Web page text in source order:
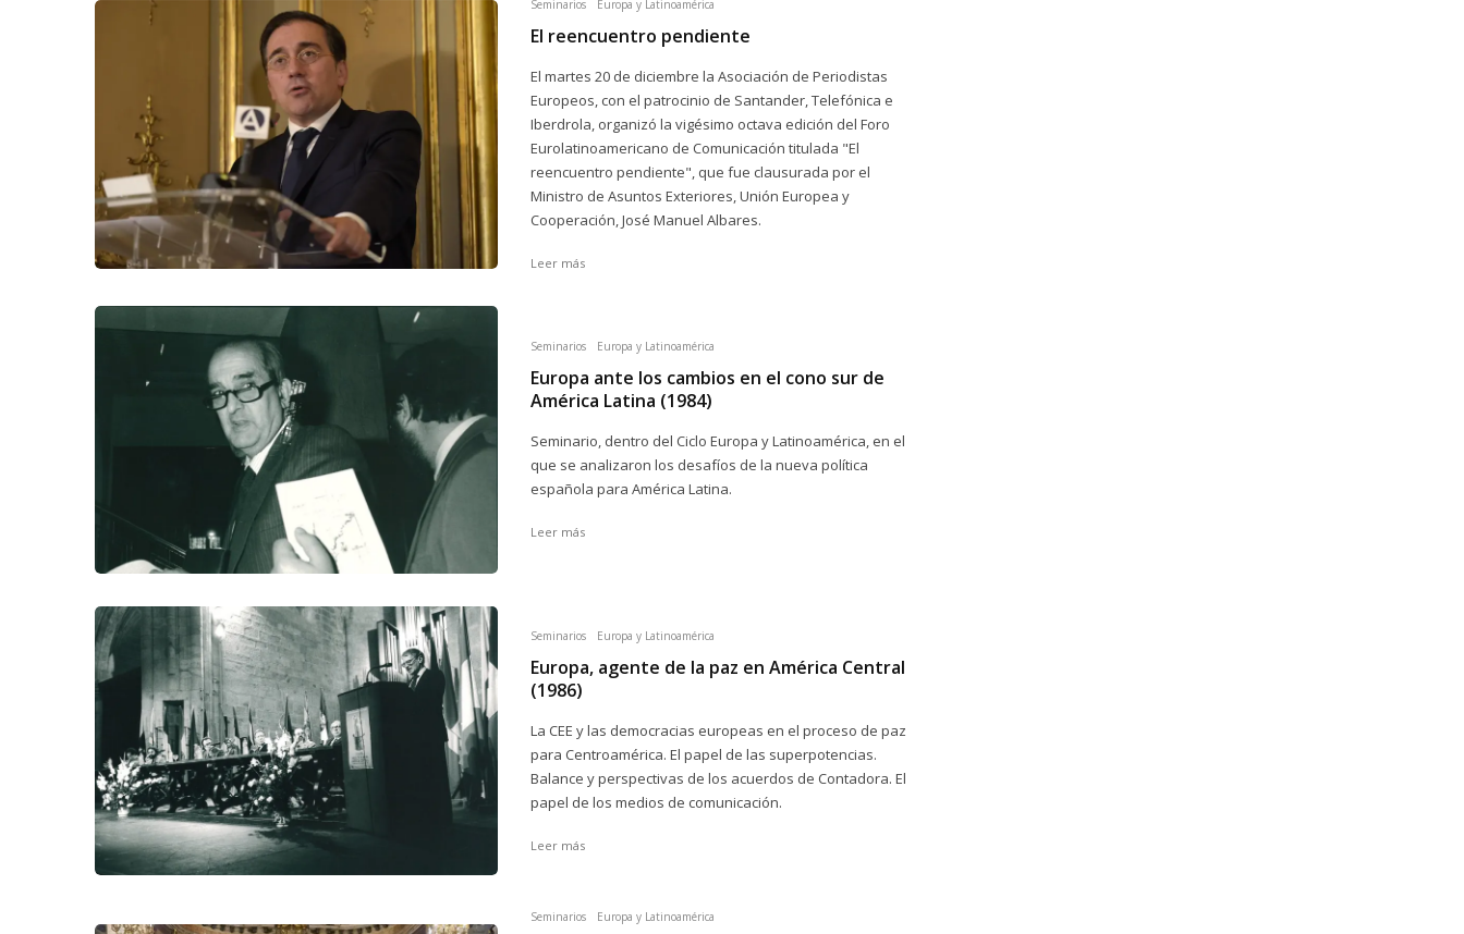
Seminarios Europa y Latinoamérica
El reencuentro pendiente
El martes 20 de diciembre la Asociación de Periodistas
Europeos, con el patrocinio de Santander, Telefónica e
Iberdrola, organizó la vigésimo octava edición del Foro
Eurolatinoamericano de Comunicación titulada "El
reencuentro pendiente", que fue clausurada por el
Ministro de Asuntos Exteriores, Unión Europea y
Cooperación, José Manuel Albares.
Leer más
Seminarios Europa y Latinoamérica
Europa ante los cambios en el cono sur de
América Latina (1984)
Seminario, dentro del Ciclo Europa y Latinoamérica, en el
que se analizaron los desafíos de la nueva política
española para América Latina.
Leer más
Seminarios Europa y Latinoamérica
Europa, agente de la paz en América Central
(1986)
La CEE y las democracias europeas en el proceso de paz
para Centroamérica. El papel de las superpotencias.
Balance y perspectivas de los acuerdos de Contadora. El
papel de los medios de comunicación.
Leer más
Seminarios Europa y Latinoamérica